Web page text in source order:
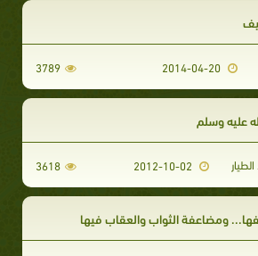
2014-04-20
3789
عليه وسلم
3618
ومضاعفة الثواب والعقاب فيها